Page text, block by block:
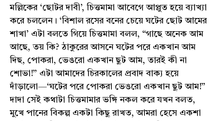
মল্লিকের ‘ছোটর দাবী’, চিত্তমামা আবেগে আপ্লুত হয়ে ব্যাখ্যা
করে চললেন। ‘বিশাল রসের বনের চেয়ে ঘটের ছোট আমের
শাখা’ এটা বলতে গিয়ে চিত্তমামা বলল, “গাছে অনেক আম
আছে, তয় কি? ঠাকুরের আসনে ঘটের পরে একখান আম
দিছ, পোকরা, ভেঙরো একখান ছুট আম, তারই কী না
শোভা!” এটা আমাদের চিরকালের প্রবাদ বাক্য হয়ে
দাঁড়ালো—‘ঘটের পরে পোকরা ভেঙরো একখান ছুট আম!”
দাদা সেই কথাটা চিত্তমামার ভঙ্গি নকল করে যখন বলত,
মুখে পানের বিকল্প একটা কিছু রাখত, আমরা হেসে একশা